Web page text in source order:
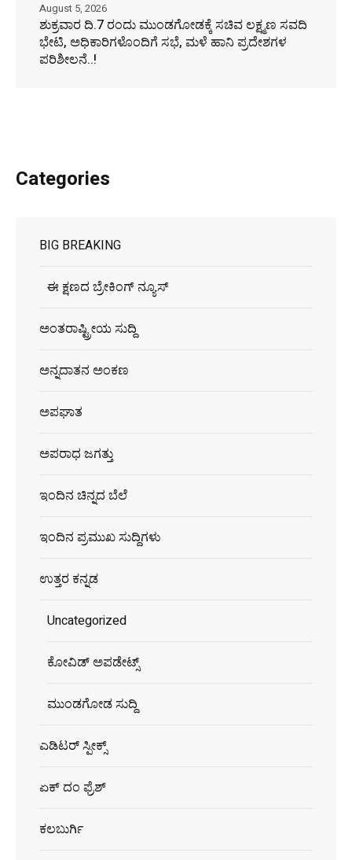
ಶುಕ್ರವಾರ ದಿ.7 ರಂದು ಮುಂಡಗೋಡಕ್ಕೆ ಸಚಿವ ಲಕ್ಷ್ಮಣ ಸವದಿ
ಭೇಟಿ, ಅಧಿಕಾರಿಗಳೊಂದಿಗೆ ಸಭೆ, ಮಳೆ ಹಾನಿ ಪ್ರದೇಶಗಳ
ಪರಿಶೀಲನೆ..!
August 5, 2026
Categories
BIG BREAKING
ಈ ಕ್ಷಣದ ಬ್ರೇಕಿಂಗ್ ನ್ಯೂಸ್
ಅಂತರಾಷ್ಟ್ರೀಯ ಸುದ್ದಿ
ಅನ್ನದಾತನ ಅಂಕಣ
ಅಪಘಾತ
ಅಪರಾಧ ಜಗತ್ತು
ಇಂದಿನ ಚಿನ್ನದ ಬೆಲೆ
ಇಂದಿನ ಪ್ರಮುಖ ಸುದ್ದಿಗಳು
ಉತ್ತರ ಕನ್ನಡ
Uncategorized
ಕೋವಿಡ್ ಅಪಡೇಟ್ಸ್
ಮುಂಡಗೋಡ ಸುದ್ದಿ
ಎಡಿಟರ್ ಸ್ಪೀಕ್ಸ್
ಏಕ್ ದಂ ಫ್ರೆಶ್
ಕಲಬುರ್ಗಿ